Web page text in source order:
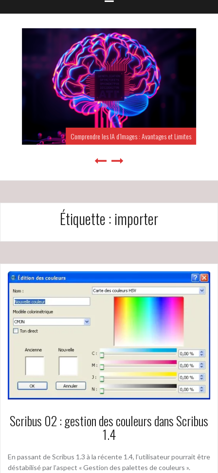
Comprendre les IA d’Images : Avantages et Limites
Étiquette : importer
Scribus 02 : gestion des couleurs dans Scribus
1.4
En passant de Scribus 1.3 à la récente 1.4, l’utilisateur pourrait être
déstabilisé par l’aspect « Gestion des palettes de couleurs ».